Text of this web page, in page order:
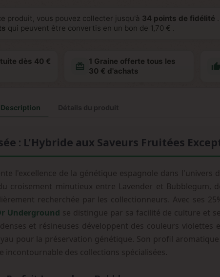
produit, vous pouvez collecter jusqu'à 34 points de fidélité
qui peuvent être convertis en un bon de 1,70 € .
dès 40 €
redeem
1 Graine offerte tous les
30 € d'achats

Description
: L'Hybride aux Saveurs Fruitées
l'excellence de la génétique espagnole dans l'univers
croisement minutieux entre Lavender et Bubblegum,
recherchée par les collectionneurs. Avec ses
Underground se distingue par sa facilité de culture et
et résineuses développent des couleurs violettes
pour la préservation génétique. Son profil
des collections spécialisées.